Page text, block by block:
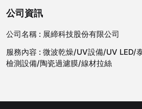
公司資訊
公司名稱 : 展締科技股份有限公司
服務內容 : 微波乾燥/UV設備/UV LED/
檢測設備/陶瓷過濾膜/線材拉絲